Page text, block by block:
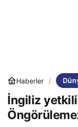
Haberler
İngiliz